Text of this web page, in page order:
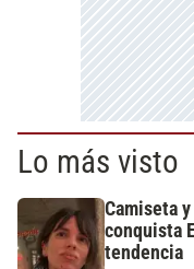
Lo más visto
Camiseta
conquista
tendencia